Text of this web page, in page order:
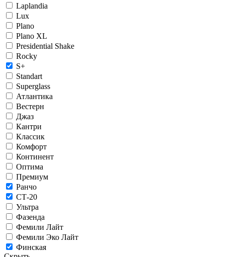
Laplandia
Lux
Plano
Plano XL
Presidential Shake
Rocky
S+
Standart
Superglass
Атлантика
Вестерн
Джаз
Кантри
Классик
Комфорт
Континент
Оптима
Премиум
Ранчо
СТ-20
Ультра
Фазенда
Фемили Лайт
Фемили Эко Лайт
Финская